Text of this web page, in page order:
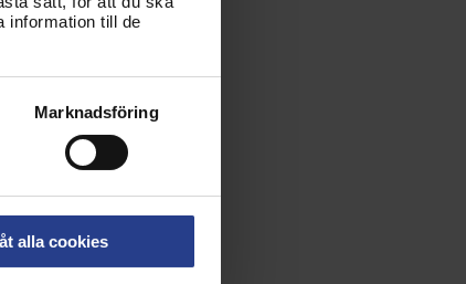
information till de
Marknadsföring
alla cookies